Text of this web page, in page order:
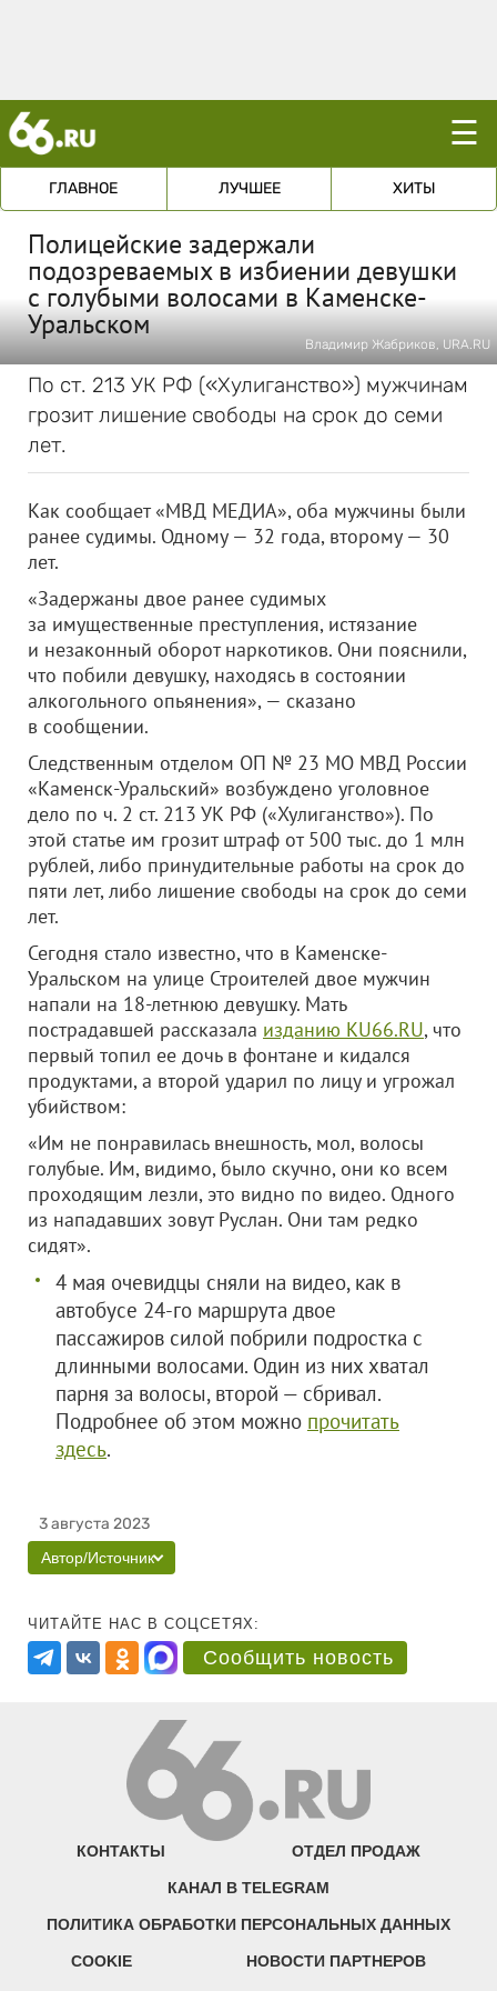
☰
ГЛАВНОЕ ЛУЧШЕЕ ХИТЫ
Полицейские задержали
подозреваемых в избиении девушки
с голубыми волосами в Каменске-
Уральском
Владимир Жабриков, URA.RU
По ст. 213 УК РФ («Хулиганство») мужчинам
грозит лишение свободы на срок до семи
лет.
Как сообщает «МВД МЕДИА», оба мужчины были
ранее судимы. Одному — 32 года, второму — 30
лет.
«Задержаны двое ранее судимых
за имущественные преступления, истязание
и незаконный оборот наркотиков. Они пояснили,
что побили девушку, находясь в состоянии
алкогольного опьянения», — сказано
в сообщении.
Следственным отделом ОП № 23 МО МВД России
«Каменск-Уральский» возбуждено уголовное
дело по ч. 2 ст. 213 УК РФ («Хулиганство»). По
этой статье им грозит штраф от 500 тыс. до 1 млн
рублей, либо принудительные работы на срок до
пяти лет, либо лишение свободы на срок до семи
лет.
Сегодня стало известно, что в Каменске-
Уральском на улице Строителей двое мужчин
напали на 18-летнюю девушку. Мать
пострадавшей рассказала изданию KU66.RU, что
первый топил ее дочь в фонтане и кидался
продуктами, а второй ударил по лицу и угрожал
убийством:
«Им не понравилась внешность, мол, волосы
голубые. Им, видимо, было скучно, они ко всем
проходящим лезли, это видно по видео. Одного
из нападавших зовут Руслан. Они там редко
сидят».
4 мая очевидцы сняли на видео, как в
автобусе 24-го маршрута двое
пассажиров силой побрили подростка с
длинными волосами. Один из них хватал
парня за волосы, второй — сбривал.
Подробнее об этом можно прочитать
здесь.
3 августа 2023
Автор/Источник
ЧИТАЙТЕ НАС В СОЦСЕТЯХ:
Сообщить новость
КОНТАКТЫ ОТДЕЛ ПРОДАЖ
КАНАЛ В TELEGRAM
ПОЛИТИКА ОБРАБОТКИ ПЕРСОНАЛЬНЫХ ДАННЫХ
COOKIE НОВОСТИ ПАРТНЕРОВ